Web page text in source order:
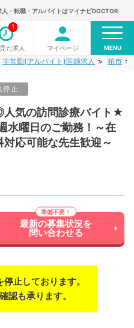
人・転職・アルバイトはマイナビDOCTOR
た求人
1
マイページ MENU
非常勤(アルバイト)医師求人 柏市
停止
気の訪問診療バイト★
水曜日のご勤務！～在
応可能な先生歓迎～
最新の募集状況を
問い合わせる
止しております。
認も承ります。